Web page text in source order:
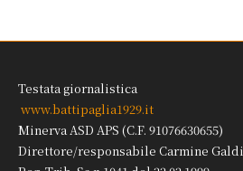
Testata giornalistica
www.battipaglia1929.it
Minerva ASD APS (C.F. 91076630655)
Direttore/responsabile Carmine Galdi